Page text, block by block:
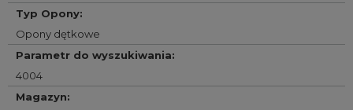
Typ Opony:
Opony dętkowe
Parametr do wyszukiwania:
4004
Magazyn: